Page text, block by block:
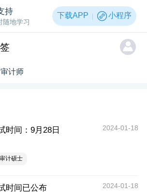
持
随地学习
下载APP 小程序
计师
时间：9月28日 2024-01-18
审计硕士
时间已公布 2024-01-18